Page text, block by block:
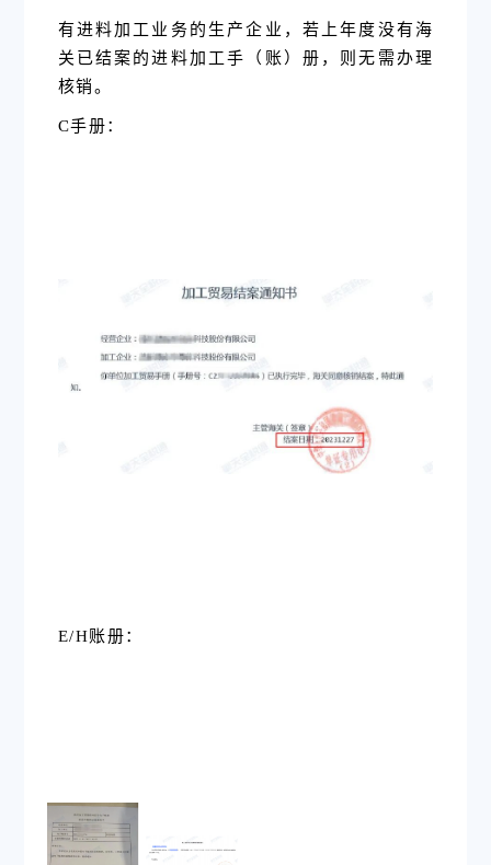
有进料加工业务的生产企业，若上年度没有海
关已结案的进料加工手（账）册，则无需办理
核销。
C手册：
E/H账册：